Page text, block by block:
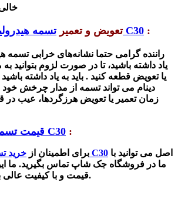
6-
تعویض و تعمیرتسمه هیدرولیک اورجینال ولکس C30 :
راننده گرامی حتما نشانه‌های خرابی تسمه
یاد داشته باشید، تا در صورت لزوم بتوانید
یا تعویض قطعه کنید . باید به یاد داشته
دینام می تواند تسمه از مدار چرخش خود
زمان تعمیر یا تعویض هرزگردها، عیب در
قیمت تسمه هیدرولیک ولکس C30 :
برای اطمینان از خرید تسمه هیدرولیک ولکس C30
ما در فروشگاه جک شاپ تماس بگیرید. ما
قیمت و با کیفیت عالیش می رسانیم.